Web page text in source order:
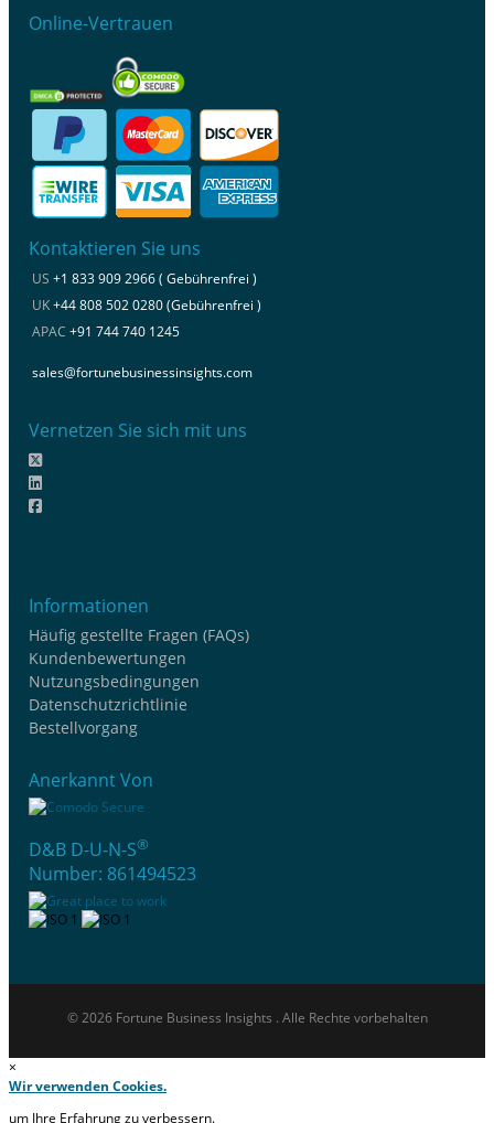
Online-Vertrauen
Kontaktieren Sie uns
US +1 833 909 2966 ( Gebührenfrei )
UK+44 808 502 0280 (Gebührenfrei )
APAC +91 744 740 1245
sales@fortunebusinessinsights.com
Vernetzen Sie sich mit uns
Informationen
Häufig gestellte Fragen (FAQs)
Kundenbewertungen
Nutzungsbedingungen
Datenschutzrichtlinie
Bestellvorgang
Anerkannt Von
D&B D-U-N-S®
Number: 861494523
© 2026 Fortune Business Insights . Alle Rechte vorbehalten
×
Wir verwenden Cookies.
um Ihre Erfahrung zu verbessern.